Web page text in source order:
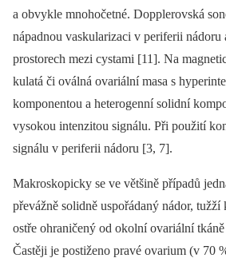
a obvykle mnohočetné. Dopplerovská
nápadnou vaskularizaci v periferii nádoru
prostorech mezi cystami [11]. Na
kulatá či oválná ovariální masa s
komponentou a heterogenní solidní
vysokou intenzitou signálu. Při použití
signálu v periferii nádoru [3, 7].
Makroskopicky se ve většině případů
převážně solidně uspořádaný nádor, tužží
ostře ohraničený od okolní ovariální
Častěji je postiženo pravé ovarium (v 70